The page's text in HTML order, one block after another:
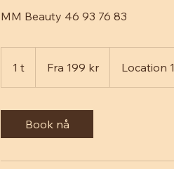
MM Beauty 46 93 76 83
1 t
norskeFra 199 kr Location 1
Book nå